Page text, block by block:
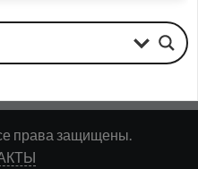
права защищены.